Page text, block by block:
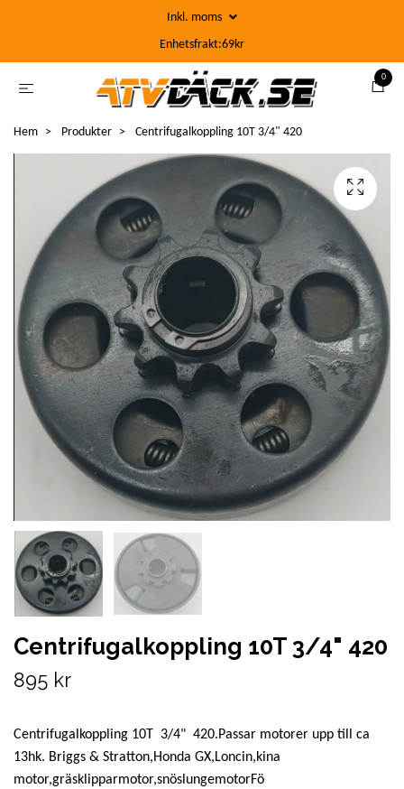
Inkl. moms
Enhetsfrakt:69kr
0
Hem Produkter Centrifugalkoppling 10T 3/4" 420
Centrifugalkoppling 10T 3/4" 420
895 kr
Centrifugalkoppling 10T 3/4" 420.Passar motorer upp till ca
13hk. Briggs & Stratton,Honda GX,Loncin,kina
motor,gräsklipparmotor,snöslungemotorFö